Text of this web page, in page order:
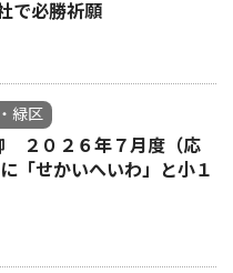
で必勝祈願
緑区
２０２６年７月度（応
「せかいへいわ」と小１